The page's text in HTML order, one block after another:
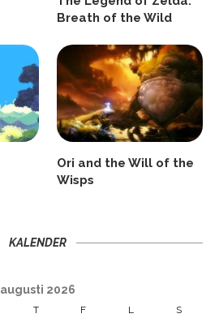
Breath of the Wild
Ori and the Will of the
Wisps
KALENDER
augusti 2026
T F L S